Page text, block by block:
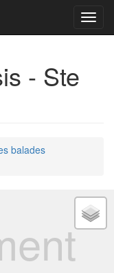
- Ste
balades